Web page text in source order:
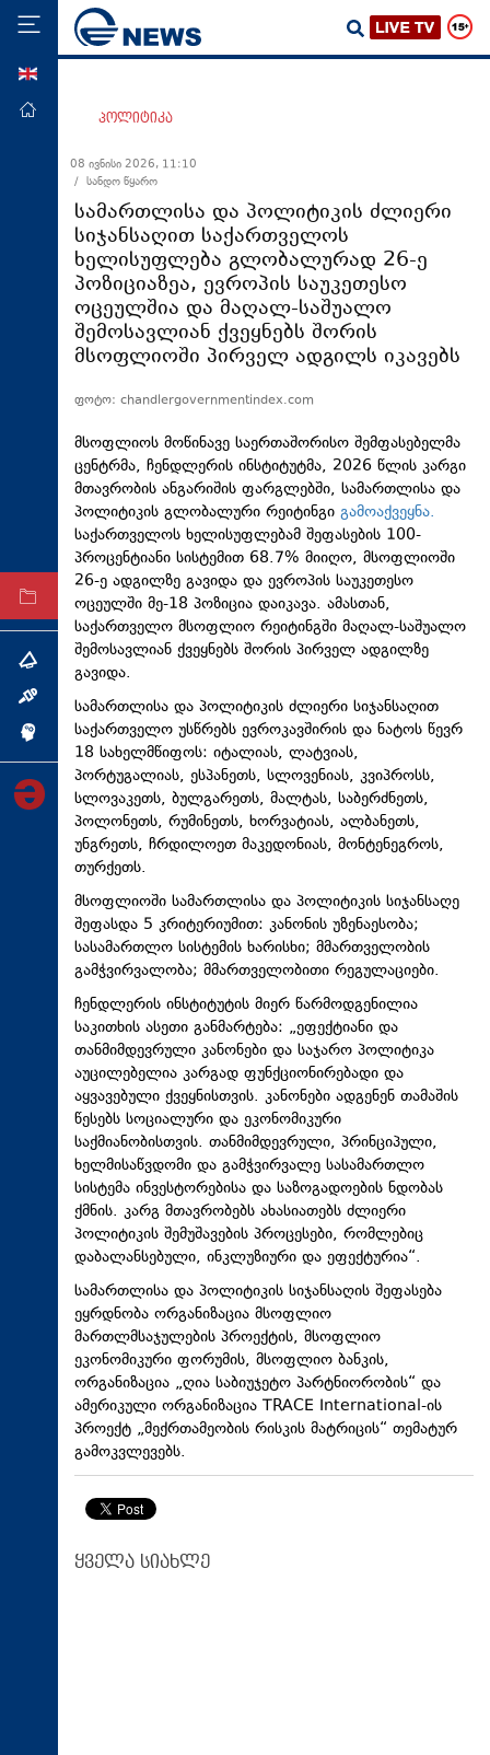
მთავარი
ეკონომიკა
მსოფლიო
ჯანდაცვა
საზოგადოება
სამართალი
თავდაცვა
რეგიონი
კულტურა
სპორტი
ტექნოლოგიები
ტაბლოიდი
ინტერვიუ
ინქვიზიცია
პოლიტიკა
08 ივნისი 2026, 11:10
/ სანდო წყარო
სამართლისა და პოლიტიკის ძლიერი
სიჯანსაღით საქართველოს
ხელისუფლება გლობალურად 26-ე
პოზიციაზეა, ევროპის საუკეთესო
ოცეულშია და მაღალ-საშუალო
შემოსავლიან ქვეყნებს შორის
მსოფლიოში პირველ ადგილს იკავებს
ფოტო: chandlergovernmentindex.com
მსოფლიოს მოწინავე საერთაშორისო შემფასებელმა
ცენტრმა, ჩენდლერის ინსტიტუტმა, 2026 წლის კარგი
მთავრობის ანგარიშის ფარგლებში, სამართლისა და
პოლიტიკის გლობალური რეიტინგი გამოაქვეყნა.
საქართველოს ხელისუფლებამ შეფასების 100-
პროცენტიანი სისტემით 68.7% მიიღო, მსოფლიოში
26-ე ადგილზე გავიდა და ევროპის საუკეთესო
ოცეულში მე-18 პოზიცია დაიკავა. ამასთან,
საქართველო მსოფლიო რეიტინგში მაღალ-საშუალო
შემოსავლიან ქვეყნებს შორის პირველ ადგილზე
გავიდა.
სამართლისა და პოლიტიკის ძლიერი სიჯანსაღით
საქართველო უსწრებს ევროკავშირის და ნატოს წევრ
18 სახელმწიფოს: იტალიას, ლატვიას,
პორტუგალიას, ესპანეთს, სლოვენიას, კვიპროსს,
სლოვაკეთს, ბულგარეთს, მალტას, საბერძნეთს,
პოლონეთს, რუმინეთს, ხორვატიას, ალბანეთს,
უნგრეთს, ჩრდილოეთ მაკედონიას, მონტენეგროს,
თურქეთს.
მსოფლიოში სამართლისა და პოლიტიკის სიჯანსაღე
შეფასდა 5 კრიტერიუმით: კანონის უზენაესობა;
სასამართლო სისტემის ხარისხი; მმართველობის
გამჭვირვალობა; მმართველობითი რეგულაციები.
ჩენდლერის ინსტიტუტის მიერ წარმოდგენილია
საკითხის ასეთი განმარტება: „ეფექტიანი და
თანმიმდევრული კანონები და საჯარო პოლიტიკა
აუცილებელია კარგად ფუნქციონირებადი და
აყვავებული ქვეყნისთვის. კანონები ადგენენ თამაშის
წესებს სოციალური და ეკონომიკური
საქმიანობისთვის. თანმიმდევრული, პრინციპული,
ხელმისაწვდომი და გამჭვირვალე სასამართლო
სისტემა ინვესტორებისა და საზოგადოების ნდობას
ქმნის. კარგ მთავრობებს ახასიათებს ძლიერი
პოლიტიკის შემუშავების პროცესები, რომლებიც
დაბალანსებული, ინკლუზიური და ეფექტურია“.
სამართლისა და პოლიტიკის სიჯანსაღის შეფასება
ეყრდნობა ორგანიზაცია მსოფლიო
მართლმსაჯულების პროექტის, მსოფლიო
ეკონომიკური ფორუმის, მსოფლიო ბანკის,
ორგანიზაცია „ღია საბიუჯეტო პარტნიორობის“ და
ამერიკული ორგანიზაცია TRACE International-ის
პროექტ „მექრთამეობის რისკის მატრიცის“ თემატურ
გამოკვლევებს.
ყველა სიახლე